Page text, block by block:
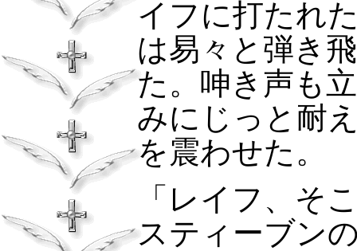
イフに打たれ
は易々と弾き
た。呻き声も
みにじっと耐
を震わせた。
「レイフ、そ
スティーブン